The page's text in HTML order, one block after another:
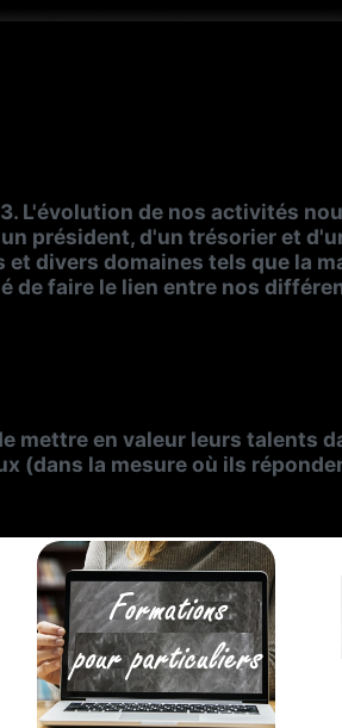
L'évolution de nos activités
président, d'un trésorier et
divers domaines tels que la
de faire le lien entre nos
mettre en valeur leurs talents
(dans la mesure où ils